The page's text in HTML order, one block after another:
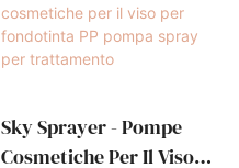
Sky Sprayer - Pompe
Cosmetiche Per Il Viso